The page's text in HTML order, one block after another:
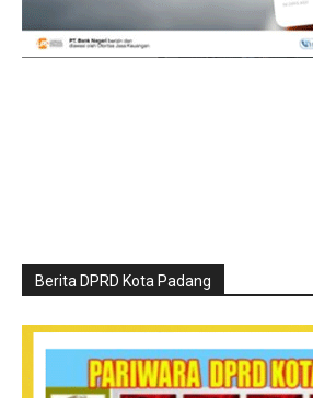
Berita DPRD Kota Padang